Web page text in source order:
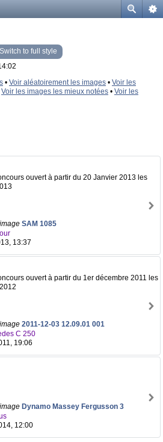
Switch to full style
• Voir aléatoirement les images • Voir les
Voir les images les mieux notées • Voir les
ouvert à partir du 20 Janvier 2013 les
SAM 1085
13:37
ouvert à partir du 1er décembre 2011 les
2011-12-03 12.09.01 001
C 250
19:06
Dynamo Massey Fergusson 3
12:00